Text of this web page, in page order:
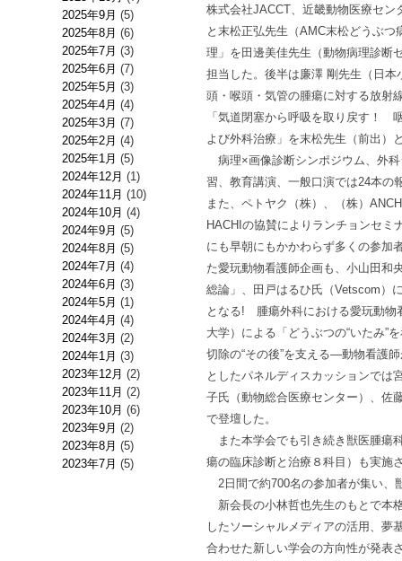
2025年9月 (5)
2025年8月 (6)
2025年7月 (3)
2025年6月 (7)
2025年5月 (3)
2025年4月 (4)
2025年3月 (7)
2025年2月 (4)
2025年1月 (5)
2024年12月 (1)
2024年11月 (10)
2024年10月 (4)
2024年9月 (5)
2024年8月 (5)
2024年7月 (4)
2024年6月 (3)
2024年5月 (1)
2024年4月 (4)
2024年3月 (2)
2024年1月 (3)
2023年12月 (2)
2023年11月 (2)
2023年10月 (6)
2023年9月 (2)
2023年8月 (5)
2023年7月 (5)
株式会社JACCT、近畿動物医療セ
と末松正弘先生（AMC末松どうぶ
理」を田邊美佳先生（動物病理診断
担当した。後半は廉澤 剛先生（日
頭・喉頭・気管の腫瘍に対する放射
「気道閉塞から呼吸を取り戻す！
よび外科治療」を末松先生（前出）
病理×画像診断シンポジウム、外
習、教育講演、一般口演では24本の
また、ペトヤク（株）、（株）
HACHIの協賛によりランチョンセミ
にも早朝にもかかわらず多くの参加
た愛玩動物看護師企画も、小山田和
総論」、田戸はるひ氏（Vetscom
となる! 腫瘍外科における愛玩動物
大学）による「どうぶつの“いたみ”
切除の“その後”を支える―動物看護
としたパネルディスカッションでは
子氏（動物総合医療センター）、佐
で登壇した。
また本学会でも引き続き獣医腫瘍
瘍の臨床診断と治療８科目）も実施
2日間で約700名の参加者が集い、
新会長の小林哲也先生のもとで本
したソーシャルメディアの活用、夢
合わせた新しい学会の方向性が発表